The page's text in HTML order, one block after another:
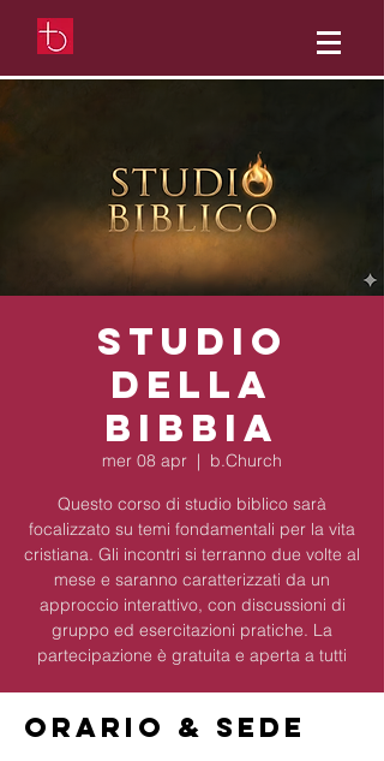
Studio
della
Bibbia
mer 08 apr
  |
b.Church
Questo corso di studio biblico sarà
focalizzato su temi fondamentali per la vita
cristiana. Gli incontri si terranno due volte al
mese e saranno caratterizzati da un
approccio interattivo, con discussioni di
gruppo ed esercitazioni pratiche. La
partecipazione è gratuita e aperta a tutti
Orario & Sede